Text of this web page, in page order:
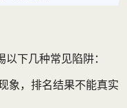
下几种常见陷阱：
象，排名结果不能真实